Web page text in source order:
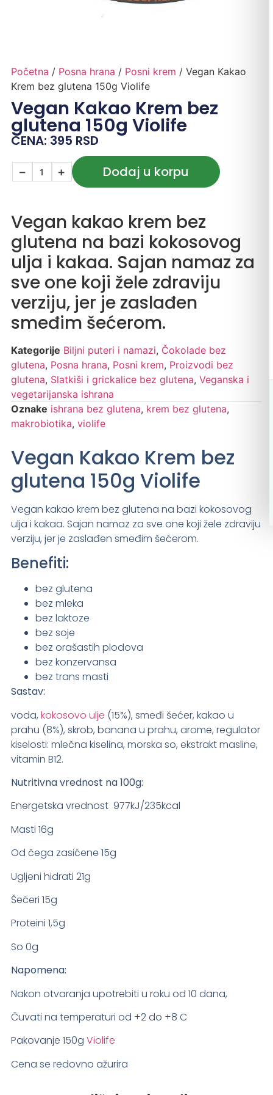
Početna / Posna hrana / Posni krem / Vegan Kakao
Krem bez glutena 150g Violife
Vegan Kakao Krem bez
glutena 150g Violife
CENA: 395 RSD
− + Dodaj u korpu
Vegan kakao krem bez
glutena na bazi kokosovog
ulja i kakaa. Sajan namaz za
sve one koji žele zdraviju
verziju, jer je zaslađen
smeđim šećerom.
Kategorije Biljni puteri i namazi, Čokolade bez
glutena, Posna hrana, Posni krem, Proizvodi bez
glutena, Slatkiši i grickalice bez glutena, Veganska i
vegetarijanska ishrana
Oznake ishrana bez glutena, krem bez glutena,
makrobiotika, violife
Vegan Kakao Krem bez
glutena 150g Violife
Vegan kakao krem bez glutena na bazi kokosovog
ulja i kakaa. Sajan namaz za sve one koji žele zdraviju
verziju, jer je zaslađen smeđim šećerom.
Benefiti:
bez glutena
bez mleka
bez laktoze
bez soje
bez orašastih plodova
bez konzervansa
bez trans masti
Sastav:
voda, kokosovo ulje (15%), smeđi šećer, kakao u
prahu (8%), skrob, banana u prahu, arome, regulator
kiselosti: mlečna kiselina, morska so, ekstrakt masline,
vitamin B12.
Nutritivna vrednost na 100g:
Energetska vrednost 977kJ/235kcal
Masti 16g
Od čega zasićene 15g
Ugljeni hidrati 21g
Šećeri 15g
Proteini 1,5g
So 0g
Napomena:
Nakon otvaranja upotrebiti u roku od 10 dana,
Čuvati na temperaturi od +2 do +8 C
Pakovanje 150g Violife
Cena se redovno ažurira